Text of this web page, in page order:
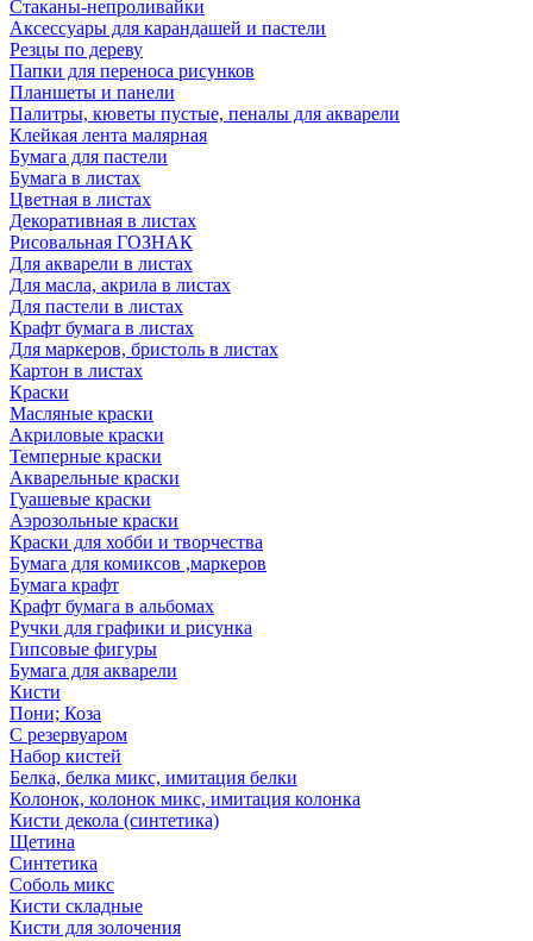
Стаканы-непроливайки
Аксессуары для карандашей и пастели
Резцы по дереву
Папки для переноса рисунков
Планшеты и панели
Палитры, кюветы пустые, пеналы для акварели
Клейкая лента малярная
Бумага для пастели
Бумага в листах
Цветная в листах
Декоративная в листах
Рисовальная ГОЗНАК
Для акварели в листах
Для масла, акрила в листах
Для пастели в листах
Крафт бумага в листах
Для маркеров, бристоль в листах
Картон в листах
Краски
Масляные краски
Акриловые краски
Темперные краски
Акварельные краски
Гуашевые краски
Аэрозольные краски
Краски для хобби и творчества
Бумага для комиксов ,маркеров
Бумага крафт
Крафт бумага в альбомах
Ручки для графики и рисунка
Гипсовые фигуры
Бумага для акварели
Кисти
Пони; Коза
С резервуаром
Набор кистей
Белка, белка микс, имитация белки
Колонок, колонок микс, имитация колонка
Кисти декола (синтетика)
Щетина
Синтетика
Соболь микс
Кисти складные
Кисти для золочения